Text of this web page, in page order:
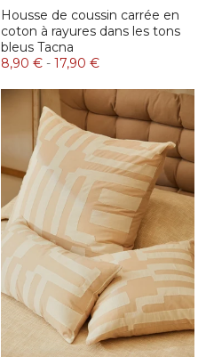
Housse de coussin carrée en
coton à rayures dans les tons
bleus Tacna
8,90 € - 17,90 €